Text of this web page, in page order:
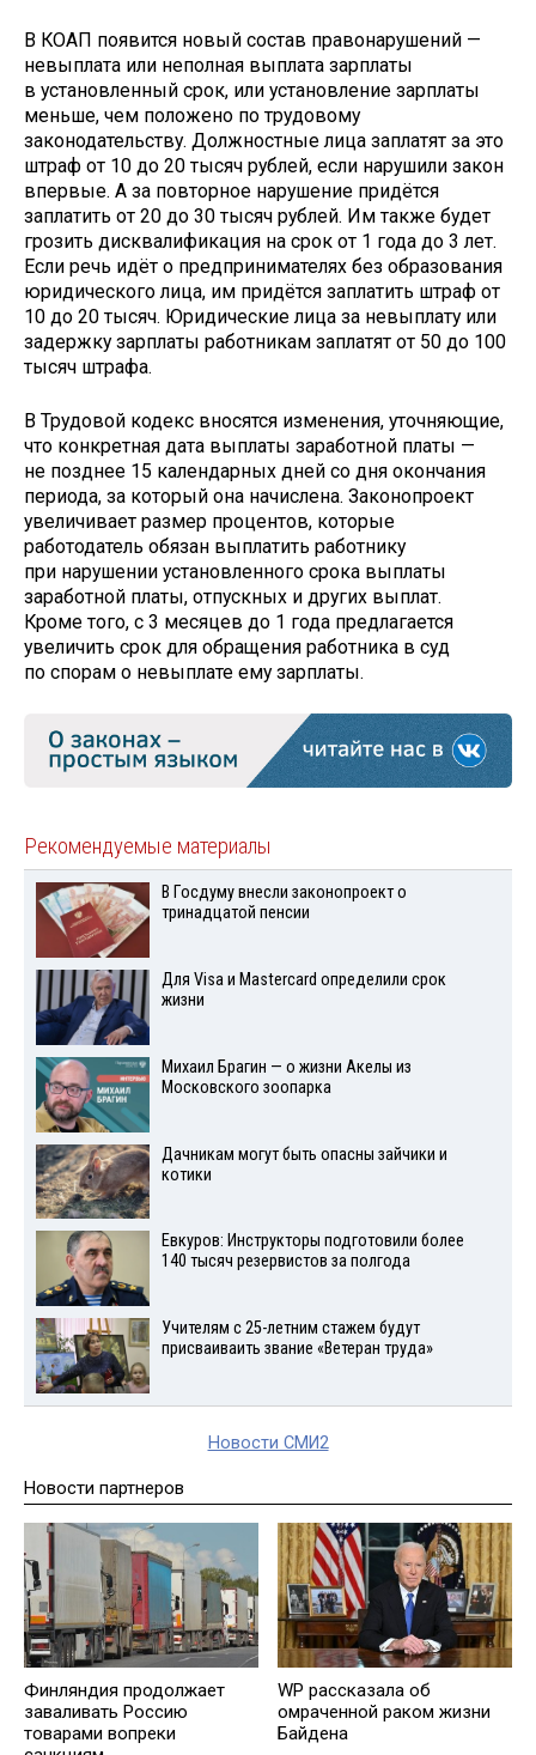
В КОАП появится новый состав правонарушений —
невыплата или неполная выплата зарплаты
в установленный срок, или установление зарплаты
меньше, чем положено по трудовому
законодательству. Должностные лица заплатят за это
штраф от 10 до 20 тысяч рублей, если нарушили закон
впервые. А за повторное нарушение придётся
заплатить от 20 до 30 тысяч рублей. Им также будет
грозить дисквалификация на срок от 1 года до 3 лет.
Если речь идёт о предпринимателях без образования
юридического лица, им придётся заплатить штраф от
10 до 20 тысяч. Юридические лица за невыплату или
задержку зарплаты работникам заплатят от 50 до 100
тысяч штрафа.
В Трудовой кодекс вносятся изменения, уточняющие,
что конкретная дата выплаты заработной платы —
не позднее 15 календарных дней со дня окончания
периода, за который она начислена. Законопроект
увеличивает размер процентов, которые
работодатель обязан выплатить работнику
при нарушении установленного срока выплаты
заработной платы, отпускных и других выплат.
Кроме того, с 3 месяцев до 1 года предлагается
увеличить срок для обращения работника в суд
по спорам о невыплате ему зарплаты.
Рекомендуемые материалы
В Госдуму внесли законопроект о
тринадцатой пенсии
Для Visа и Mastercard определили срок
жизни
Михаил Брагин — о жизни Акелы из
Московского зоопарка
Дачникам могут быть опасны зайчики и
котики
Евкуров: Инструкторы подготовили более
140 тысяч резервистов за полгода
Учителям с 25-летним стажем будут
присваиваить звание «Ветеран труда»
Новости СМИ2
Новости партнеров
Финляндия продолжает
заваливать Россию
товарами вопреки
WP рассказала об
омраченной раком жизни
Байдена